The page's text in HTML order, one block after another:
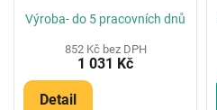
Výroba- do 5 pracovních dnů
852 Kč bez DPH
1 031 Kč
Detail